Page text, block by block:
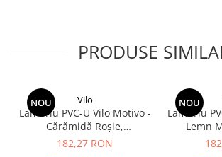
PRODUSE
NOU Vilo
Lambriu PVC-U Vilo Motivo -
Cărămidă Roșie,
2650×250×8 mm, 2.65
182,27 RON
NOU
Lambriu
Lemn